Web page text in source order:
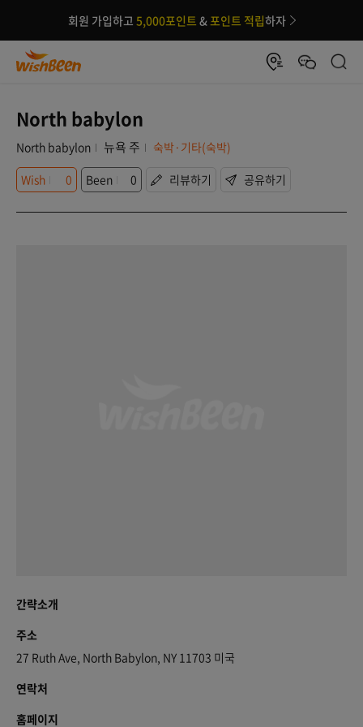
회원 가입하고 5,000포인트 &포인트 적립하자
North babylon
North babylon 뉴욕 주
숙박·기타(숙박)
Wish
0 Been 0 리뷰하기 공유하기
간략소개
주소
27 Ruth Ave, North Babylon, NY 11703 미국
연락처
홈페이지